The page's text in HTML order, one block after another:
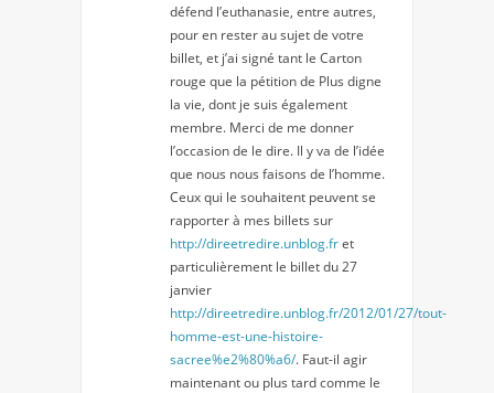
défend l’euthanasie, entre autres,
pour en rester au sujet de votre
billet, et j’ai signé tant le Carton
rouge que la pétition de Plus digne
la vie, dont je suis également
membre. Merci de me donner
l’occasion de le dire. Il y va de l’idée
que nous nous faisons de l’homme.
Ceux qui le souhaitent peuvent se
rapporter à mes billets sur
http://direetredire.unblog.fret
particulièrement le billet du 27
janvier
http://direetredire.unblog.fr/2012/01/27/tout-
homme-est-une-histoire-
sacree%e2%80%a6/. Faut-il agir
maintenant ou plus tard comme le